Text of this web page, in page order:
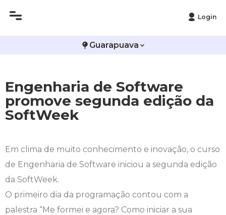
Login
Guarapuava
Engenharia de Software
promove segunda edição da
SoftWeek
Em clima de muito conhecimento e inovação, o curso
de Engenharia de Software iniciou a segunda edição
da SoftWeek.
O primeiro dia da programação contou com a
palestra “Me formei e agora? Como iniciar a sua
Infraestrutura
Editais
Biomedicina
Ciências Contábeis
Enfermagem
Engenharia Agronômica
Atividades Complementares e Sociais
Biblioteca
Calendário de Provas
Carteirinha de Estudante
CPA
COLAP
Comitê de Ética em Pesquisa
Diploma Digital